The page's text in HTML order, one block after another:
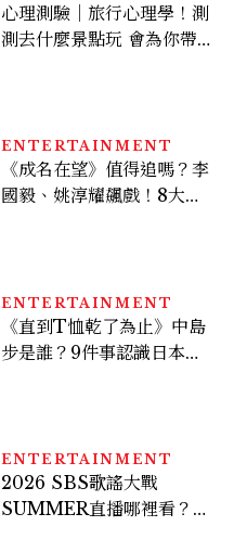
心理測驗｜旅行心理學！測
測去什麼景點玩 會為你帶來
ENTERTAINMENT
《成名在望》值得追嗎？李
國毅、姚淳耀飆戲！8大看
ENTERTAINMENT
《直到T恤乾了為止》中島
步是誰？9件事認識日本
ENTERTAINMENT
2026 SBS歌謠大戰
SUMMER直播哪裡看？